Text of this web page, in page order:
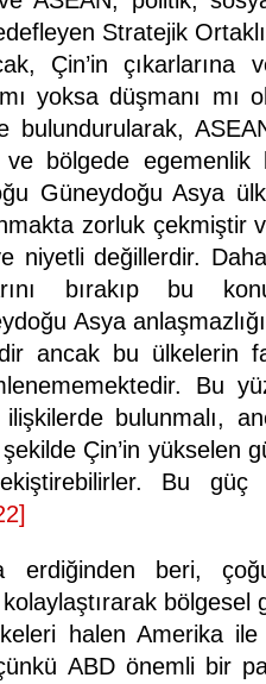
Stratejik
Çin’in çıkarlarına
yoksa düşmanı mı
bulundurularak,
bölgede egemenlik
Güneydoğu Asya
zorluk çekmiştir
niyetli değillerdir.
bırakıp bu
Asya
ancak bu ülkelerin
Bu
bulunmalı,
şekilde Çin’in yükselen
Bu güç
erdiğinden beri,
kolaylaştırarak
halen Amerika
ABD önemli bir